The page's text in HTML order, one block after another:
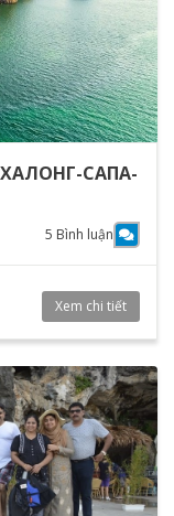
САПА-
5 Bình luận
Xem chi tiết